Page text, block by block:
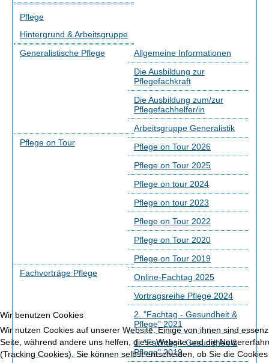
Pflege
Hintergrund & Arbeitsgruppe
Generalistische Pflege
Allgemeine Informationen
Die Ausbildung zur
Pflegefachkraft
Die Ausbildung zum/zur
Pflegefachhelfer/in
Arbeitsgruppe Generalistik
Pflege on Tour
Pflege on Tour 2026
Pflege on Tour 2025
Pflege on tour 2024
Pflege on tour 2023
Pflege on Tour 2022
Pflege on Tour 2020
Pflege on Tour 2019
Fachvorträge Pflege
Online-Fachtag 2025
Vortragsreihe Pflege 2024
2. "Fachtag - Gesundheit &
Pflege" 2021
1. "Fachtag - Gesundheit &
Pflege" 2019
Wir benutzen Cookies
Wir nutzen Cookies auf unserer Website. Einige von ihnen sind
Seite, während andere uns helfen, diese Website und die
(Tracking Cookies). Sie können selbst entscheiden, ob Sie die